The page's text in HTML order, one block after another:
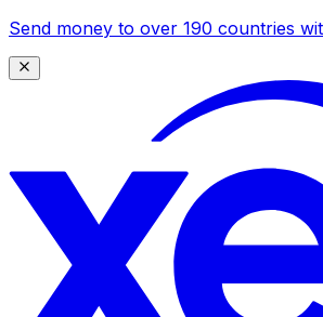
Send money to over 190 countries